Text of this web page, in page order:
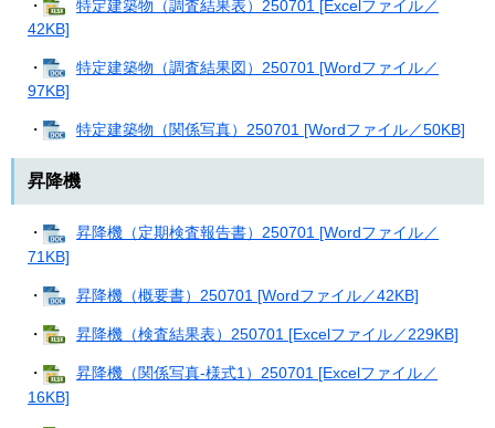
・
特定建築物（調査結果表）250701 [Excelファイル／
42KB]
・
特定建築物（調査結果図）250701 [Wordファイル／
97KB]
・ 特定建築物（関係写真）250701 [Wordファイル／50KB]
昇降機
・
昇降機（定期検査報告書）250701 [Wordファイル／
71KB]
・ 昇降機（概要書）250701 [Wordファイル／42KB]
・ 昇降機（検査結果表）250701 [Excelファイル／229KB]
・
昇降機（関係写真-様式1）250701 [Excelファイル／
16KB]